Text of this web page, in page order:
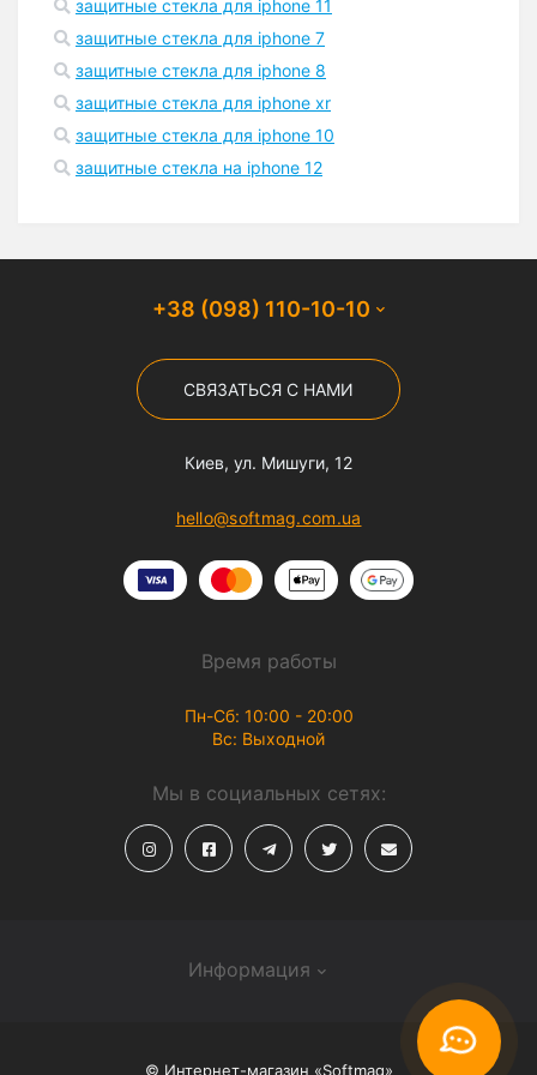
стоимость и деньги которые вы потратите на хороший
кожаный чехол для iPhone 6 в Киеве
бы отметить, что мы поставляем чехлы по всей Украине
и в кратчайшие сроки.
защитные стекла для iphone 11
защитные стекла для iphone 7
защитные стекла для iphone 8
защитные стекла для iphone xr
защитные стекла для iphone 10
защитные стекла на iphone 12
+38 (098) 110-10-10
СВЯЗАТЬСЯ С НАМИ
Киев, ул. Мишуги, 12
hello@softmag.com.ua
Информация
Время работы
Пн-Сб: 10:00 - 20:00
Вс: Выходной
Мы в социальных сетях:
© Интернет-магазин «Softmag»